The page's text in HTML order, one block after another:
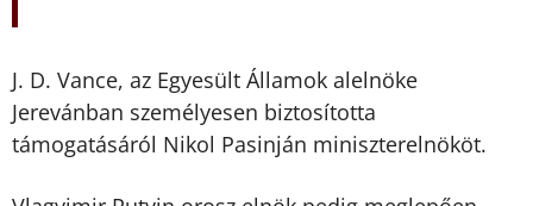
J. D. Vance, az Egyesült Államok alelnöke
Jerevánban személyesen biztosította
támogatásáról Nikol Pasinján miniszterelnököt.